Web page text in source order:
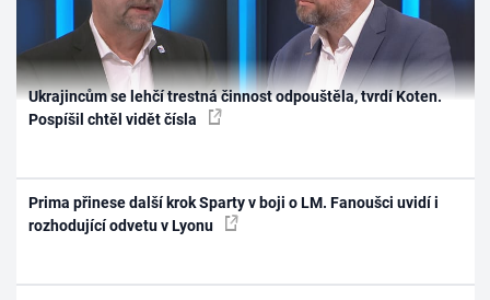
Ukrajincům se lehčí trestná činnost odpouštěla, tvrdí Koten.
Pospíšil chtěl vidět čísla
Prima přinese další krok Sparty v boji o LM. Fanoušci uvidí i
rozhodující odvetu v Lyonu